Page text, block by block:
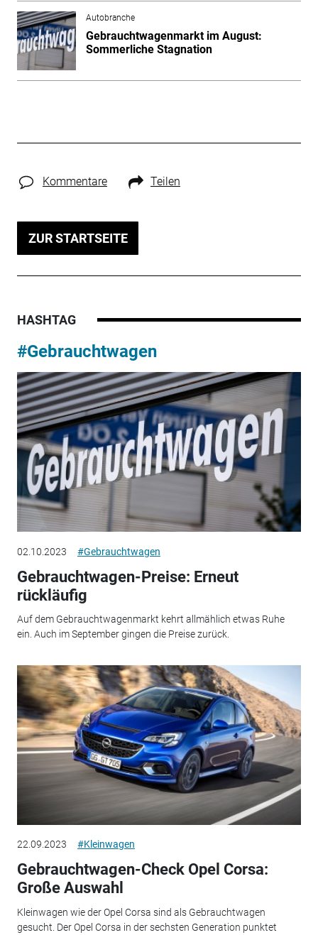
Autobranche
Gebrauchtwagenmarkt im August:
Sommerliche Stagnation
Kommentare Teilen
ZUR STARTSEITE
HASHTAG
#Gebrauchtwagen
02.10.2023 #Gebrauchtwagen
Gebrauchtwagen-Preise: Erneut
rückläufig
Auf dem Gebrauchtwagenmarkt kehrt allmählich etwas Ruhe
ein. Auch im September gingen die Preise zurück.
22.09.2023 #Kleinwagen
Gebrauchtwagen-Check Opel Corsa:
Große Auswahl
Kleinwagen wie der Opel Corsa sind als Gebrauchtwagen
gesucht. Der Opel Corsa in der sechsten Generation punktet